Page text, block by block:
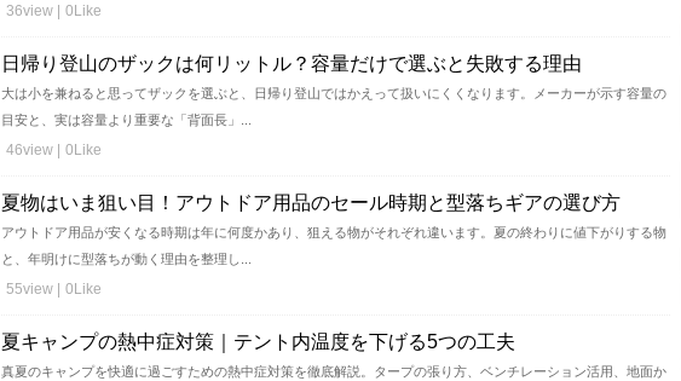
36view | 0Like
日帰り登山のザックは何リットル？容量だけで選ぶと失敗する理由
大は小を兼ねると思ってザックを選ぶと、日帰り登山ではかえって扱いにくくなります。メーカーが示す容量の
目安と、実は容量より重要な「背面長」...
46view | 0Like
夏物はいま狙い目！アウトドア用品のセール時期と型落ちギアの選び方
アウトドア用品が安くなる時期は年に何度かあり、狙える物がそれぞれ違います。夏の終わりに値下がりする物
と、年明けに型落ちが動く理由を整理し...
55view | 0Like
夏キャンプの熱中症対策｜テント内温度を下げる5つの工夫
真夏のキャンプを快適に過ごすための熱中症対策を徹底解説。タープの張り方、ベンチレーション活用、地面か